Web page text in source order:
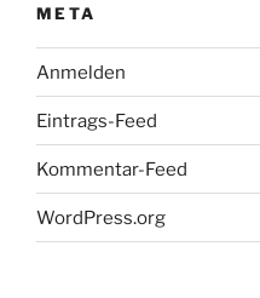
META
Anmelden
Eintrags-Feed
Kommentar-Feed
WordPress.org